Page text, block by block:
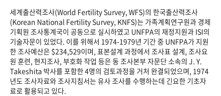
세계출산력조사(World Fertility Survey, WFS)의 한국출산력조사
(Korean National Fertility Survey, KNFS)는 가족계획연구원과 경제
기획원 조사통계국이 공동으로 실시하였고 UNFPA의 재정지원과 ISI의
기술자문이 있었다. 이를 위해서 1974-1979년 기간 중 UNFPA가 지원
한 조사예산은 $234,529이며, 표본설계 과정에서 조사표 설계, 조사요
원 훈련, 현지조사, 부호화 작업 등은 동 조사본부 자문단 소속의 J. Y.
Takeshita 박사를 포함한 4명의 검토과정을 거처 완결되었으며, 1974
년도 조사자료와 조사지침서는 유사 조사를 수행하는데 긴요한 기초자
료로 활용되고 있다.